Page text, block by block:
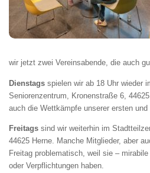
wir jetzt zwei Vereinsabende, die auch
Dienstags spielen wir ab 18 Uhr wieder
Seniorenzentrum, Kronenstraße 6,
auch die Wettkämpfe unserer ersten
Freitags sind wir weiterhin im
44625 Herne. Manche Mitglieder, aber
Freitag problematisch, weil sie –
oder Verpflichtungen haben.